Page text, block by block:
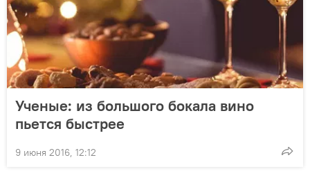
Ученые: из большого бокала вино
пьется быстрее
9 июня 2016, 12:12